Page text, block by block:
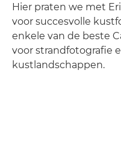
Hier praten we met
voor succesvolle
enkele van de beste
voor strandfotografie
kustlandschappen.